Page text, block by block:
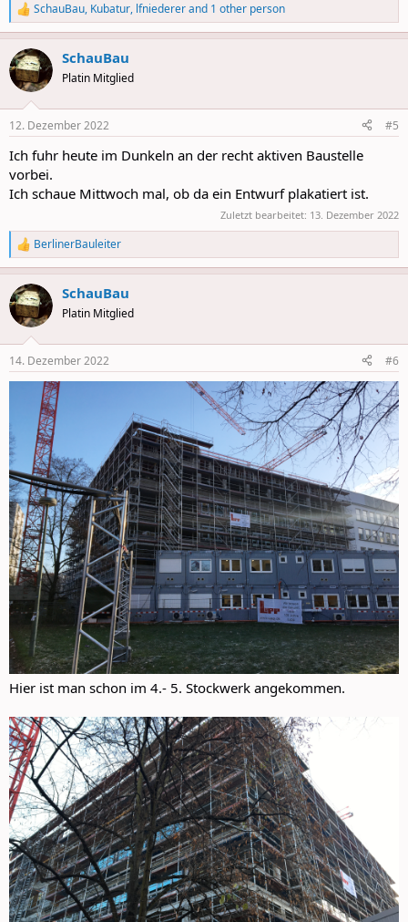
R
e
a
c
t
i
s
SchauBau, Kubatur, lfniedererand 1 other person
SchauBau
Platin Mitglied
12. Dezember 2022 #5
Ich fuhr heute im Dunkeln an der recht aktiven Baustelle
vorbei.
Ich schaue Mittwoch mal, ob da ein Entwurf plakatiert ist.
Zuletzt bearbeitet: 13. Dezember 2022
R
e
a
c
t
i
s
:
BerlinerBauleiter
SchauBau
Platin Mitglied
14. Dezember 2022 #6
Hier ist man schon im 4.- 5. Stockwerk angekommen.